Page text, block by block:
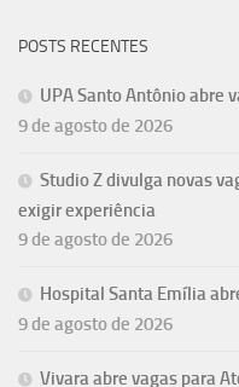
POSTS RECENTES
UPA Santo Antônio abre
9 de agosto de 2026
Studio Z divulga novas
exigir experiência
9 de agosto de 2026
Hospital Santa Emília
9 de agosto de 2026
Vivara abre vagas para